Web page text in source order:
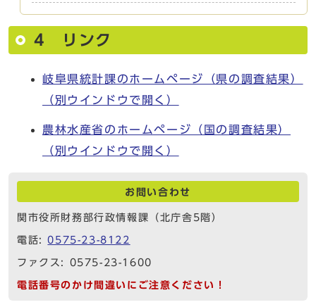
4 リンク
岐阜県統計課のホームページ（県の調査結果）
（別ウインドウで開く）
農林水産省のホームページ（国の調査結果）
（別ウインドウで開く）
お問い合わせ
関市役所財務部行政情報課（北庁舎5階）
電話:0575-23-8122
ファクス: 0575-23-1600
電話番号のかけ間違いにご注意ください！